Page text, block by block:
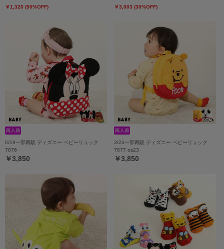
￥1,320 (50%OFF)
￥3,003 (30%OFF)
6/19一部再販 ディズニー ベビーリュック
7876
￥3,850
3/23一部再販 ディズニー ベビーリュック
7877 os23
￥3,850